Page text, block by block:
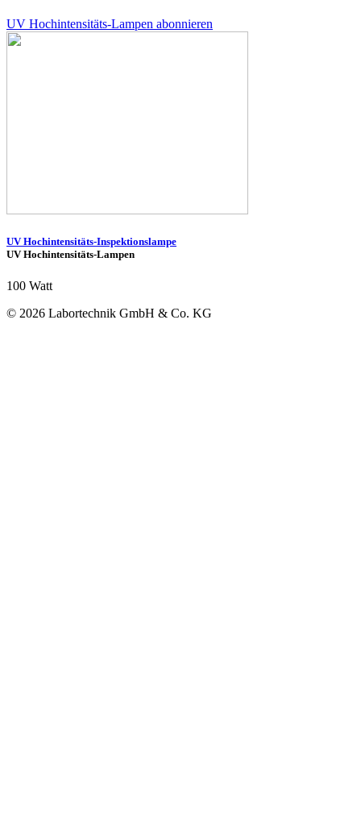
UV Hochintensitäts-Lampen abonnieren
UV Hochintensitäts-Inspektionslampe
UV Hochintensitäts-Lampen
100 Watt
© 2026 Labortechnik GmbH & Co. KG